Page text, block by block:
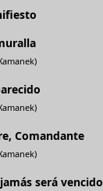
Comandante
será vencido